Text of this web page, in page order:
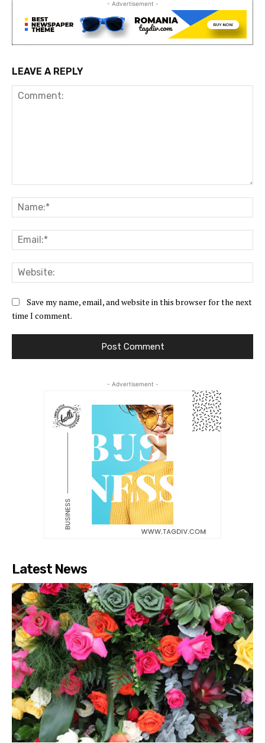
- Advertisement -
LEAVE A REPLY
Save my name, email, and website in this browser for the next
time I comment.
- Advertisement -
Latest News